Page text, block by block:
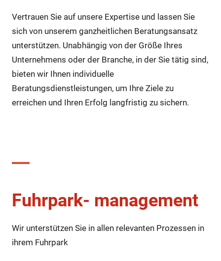
Vertrauen Sie auf unsere Expertise und lassen Sie
sich von unserem ganzheitlichen Beratungsansatz
unterstützen. Unabhängig von der Größe Ihres
Unternehmens oder der Branche, in der Sie tätig sind,
bieten wir Ihnen individuelle
Beratungsdienstleistungen, um Ihre Ziele zu
erreichen und Ihren Erfolg langfristig zu sichern.
Fuhrpark- management
Wir unterstützen Sie in allen relevanten Prozessen in
ihrem Fuhrpark